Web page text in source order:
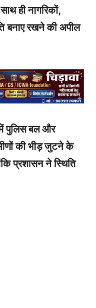
ही नागरिकों,
बनाए रखने की अपील
में पुलिस बल और
की भीड़ जुटने के
प्रशासन ने स्थिति